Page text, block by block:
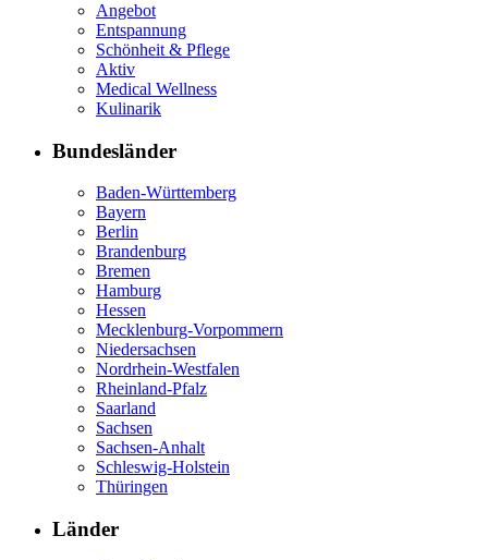
Angebot
Entspannung
Schönheit & Pflege
Aktiv
Medical Wellness
Kulinarik
Bundesländer
Baden-Württemberg
Bayern
Berlin
Brandenburg
Bremen
Hamburg
Hessen
Mecklenburg-Vorpommern
Niedersachsen
Nordrhein-Westfalen
Rheinland-Pfalz
Saarland
Sachsen
Sachsen-Anhalt
Schleswig-Holstein
Thüringen
Länder